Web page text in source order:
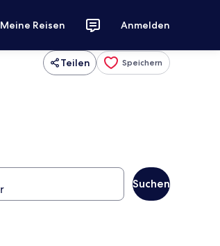
Meine Reisen Anmelden
Teilen Speichern
Suchen